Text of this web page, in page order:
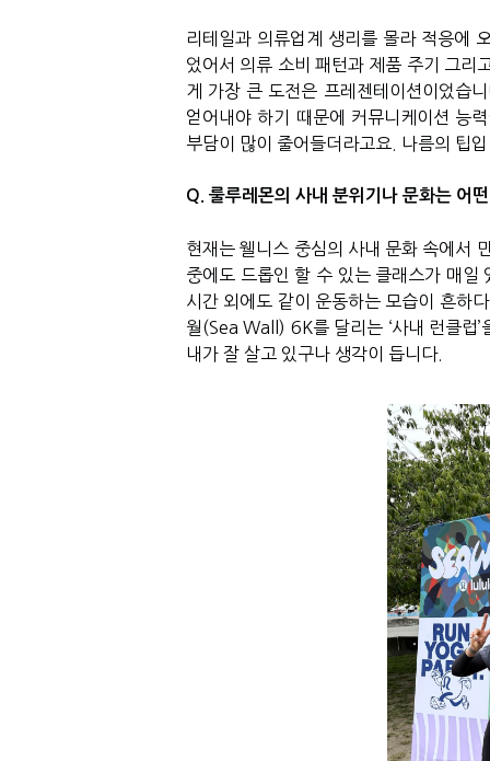
리테일과 의류업계 생리를 몰라 적응에
었어서 의류 소비 패턴과 제품 주기 그리
게 가장 큰 도전은 프레젠테이션이었습
얻어내야 하기 때문에 커뮤니케이션 능
부담이 많이 줄어들더라고요. 나름의 팁
Q. 룰루레몬의 사내 분위기나 문화는 어
현재는 웰니스 중심의 사내 문화 속에서
중에도 드롭인 할 수 있는 클래스가 매일
시간 외에도 같이 운동하는 모습이 흔하
월(Sea Wall) 6K를 달리는 ‘사내 런클럽
내가 잘 살고 있구나 생각이 듭니다.